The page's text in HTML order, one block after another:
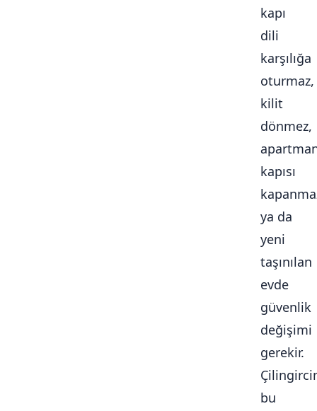
kapı
dili
karşılığa
oturmaz,
kilit
dönmez,
kapısı
ya da
yeni
taşınılan
evde
güvenlik
değişimi
gerekir.
bu